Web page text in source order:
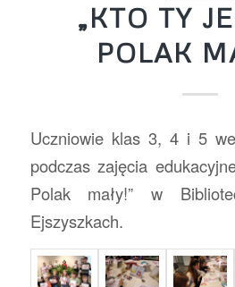
„KTO TY
POLAK
Uczniowie klas 3, 4 i 5
podczas zajęcia
Polak mały!” w
Ejszyszkach.